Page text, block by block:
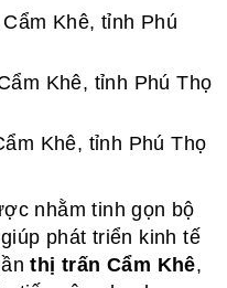
Khê, tỉnh Phú
Khê, tỉnh Phú Thọ
Khê, tỉnh Phú Thọ
nhằm tinh gọn bộ
phát triển kinh tế
thị trấn Cẩm Khê,